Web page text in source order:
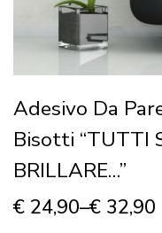
Adesivo Da
Bisotti “TUTTI
BRILLARE…”
€ 24,90–€ 32,90